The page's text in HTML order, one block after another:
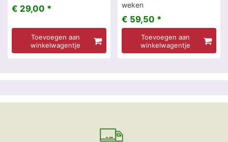
€ 29,00 *
Toevoegen aan
winkelwagentje
weken
€ 59,50 *
Toevoegen aan
winkelwagentje